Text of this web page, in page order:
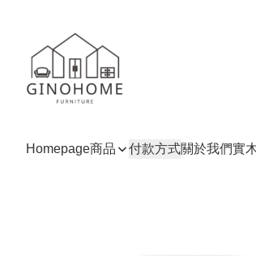
Homepage商品 付款方式關於我們實